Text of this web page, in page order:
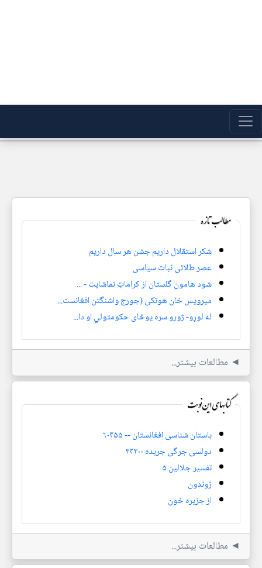
مطالب تازه
شکر استقلال داریم جشن هر سال داریم
عصر طلائی ثبات سیاسی
شود هامون گلستان از کراماتِ تماشایت - ...
میرویس خان هوتکی (جورج واشنگتن افغانست...
له لوړو- ژورو سره یوځای حکومتولي او دا...
◄ مطالعات بیشتر...
کتابهای این نوبت
باستان شناسی افغانستان -- ۶۰۴۵۵
دولسی جرگی جریده ۳۴۳۰۰
تفسیر جلالین ۵
ژوندون
از جزیره خون
◄ مطالعات بیشتر...